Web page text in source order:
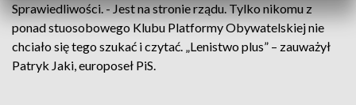
Sprawiedliwości. - Jest na stronie rządu. Tylko nikomu z
ponad stuosobowego Klubu Platformy Obywatelskiej nie
chciało się tego szukać i czytać. „Lenistwo plus” – zauważył
Patryk Jaki, europoseł PiS.